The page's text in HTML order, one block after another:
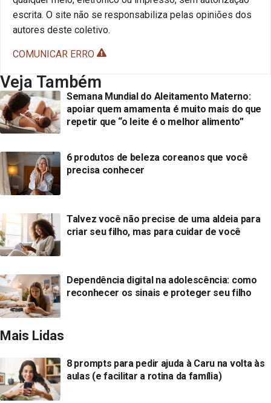
escrita. O site não se responsabiliza pelas opiniões dos
autores deste coletivo.
COMUNICAR ERRO
Veja Também
Semana Mundial do Aleitamento Materno:
apoiar quem amamenta é muito mais do que
repetir que “o leite é o melhor alimento”
6 produtos de beleza coreanos que você
precisa conhecer
Talvez você não precise de uma aldeia para
criar seu filho, mas para cuidar de você
Dependência digital na adolescência: como
reconhecer os sinais e proteger seu filho
Mais Lidas
8 prompts para pedir ajuda à Caru na volta às
aulas (e facilitar a rotina da família)